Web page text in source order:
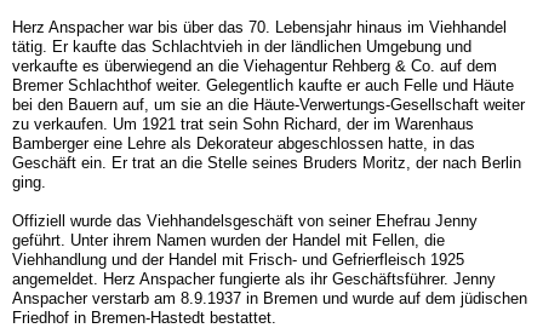
Herz Anspacher war bis über das 70. Lebensjahr hinaus im Viehhandel
tätig. Er kaufte das Schlachtvieh in der ländlichen Umgebung und
verkaufte es überwiegend an die Viehagentur Rehberg & Co. auf dem
Bremer Schlachthof weiter. Gelegentlich kaufte er auch Felle und Häute
bei den Bauern auf, um sie an die Häute-Verwertungs-Gesellschaft weiter
zu verkaufen. Um 1921 trat sein Sohn Richard, der im Warenhaus
Bamberger eine Lehre als Dekorateur abgeschlossen hatte, in das
Geschäft ein. Er trat an die Stelle seines Bruders Moritz, der nach Berlin
ging.
Offiziell wurde das Viehhandelsgeschäft von seiner Ehefrau Jenny
geführt. Unter ihrem Namen wurden der Handel mit Fellen, die
Viehhandlung und der Handel mit Frisch- und Gefrierfleisch 1925
angemeldet. Herz Anspacher fungierte als ihr Geschäftsführer. Jenny
Anspacher verstarb am 8.9.1937 in Bremen und wurde auf dem jüdischen
Friedhof in Bremen-Hastedt bestattet.